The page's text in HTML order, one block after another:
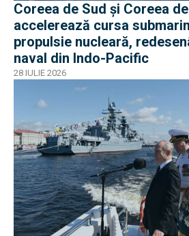
Coreea de Sud și Coreea
accelerează cursa
propulsie nucleară,
naval din Indo-Pacific
28 IULIE 2026